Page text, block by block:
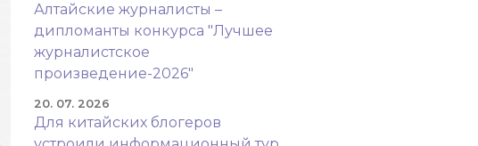
Алтайские журналисты –
дипломанты конкурса "Лучшее
журналистское
произведение-2026"
20. 07. 2026
Для китайских блогеров